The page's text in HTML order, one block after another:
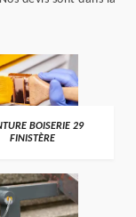
BOISERIE 29
FINISTÈRE